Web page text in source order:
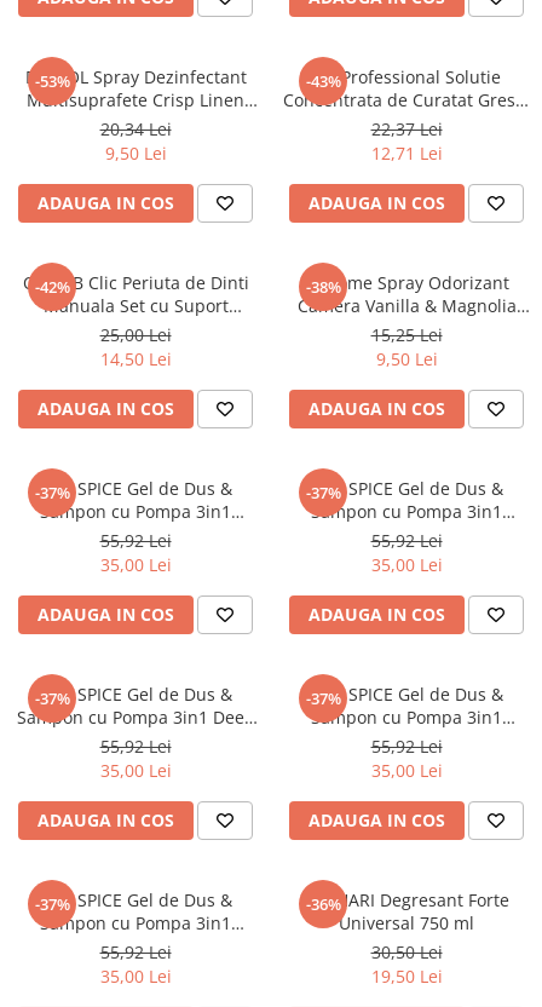
Sampon
Vopsea de par
Servetele Umede & Uscate
-53%
DETTOL Spray Dezinfectant
Multisuprafete Crisp Linen
300 ml
20,34 Lei
9,50 Lei
ADAUGA IN COS
-43%
SQ Professional Solutie
Concentrata de Curatat Gresie
& Piatra Naturala 1L
22,37 Lei
12,71 Lei
ADAUGA IN COS
-42%
ORAL-B Clic Periuta de Dinti
Manuala Set cu Suport
Magnetic, Argintie, Ergonomic
25,00 Lei
14,50 Lei
ADAUGA IN COS
-38%
At Home Spray Odorizant
Camera Vanilla & Magnolia
400 ml
15,25 Lei
9,50 Lei
ADAUGA IN COS
-37%
OLD SPICE Gel de Dus &
Sampon cu Pompa 3in1
WhiteWater Extra XL 1000 ml
55,92 Lei
35,00 Lei
ADAUGA IN COS
-37%
OLD SPICE Gel de Dus &
Sampon cu Pompa 3in1
Captain Extra XL 1000 ml
55,92 Lei
35,00 Lei
ADAUGA IN COS
-37%
OLD SPICE Gel de Dus &
Sampon cu Pompa 3in1 Deep
Sea Extra XL 1000 ml
55,92 Lei
35,00 Lei
ADAUGA IN COS
-37%
OLD SPICE Gel de Dus &
Sampon cu Pompa 3in1
Wolfthorn Extra XL 1000 ml
55,92 Lei
35,00 Lei
ADAUGA IN COS
-37%
OLD SPICE Gel de Dus &
Sampon cu Pompa 3in1
NightPanther Extra XL 1000 ml
55,92 Lei
35,00 Lei
-36%
KATHARI Degresant Forte
Universal 750 ml
30,50 Lei
19,50 Lei